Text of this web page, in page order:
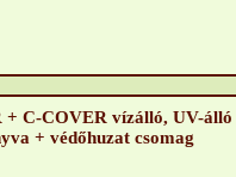
+ C-COVER vízálló, UV-álló
+ védőhuzat csomag